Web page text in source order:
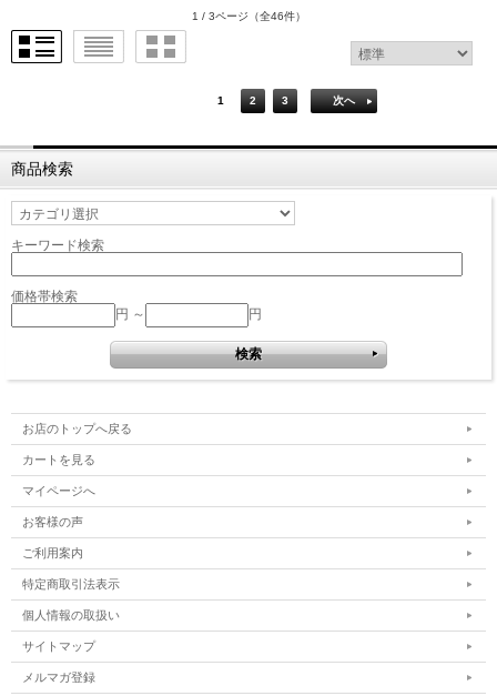
1 / 3ページ （全46件）
1 2 3 次へ
商品検索
キーワード検索
価格帯検索
円 ～
円
お店のトップへ戻る
カートを見る
マイページへ
お客様の声
ご利用案内
特定商取引法表示
個人情報の取扱い
サイトマップ
メルマガ登録